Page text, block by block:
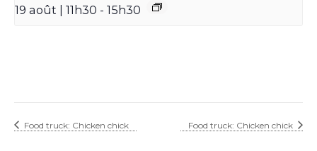
19 août | 11h30 - 15h30
Food truck: Chicken chick Food truck: Chicken chick